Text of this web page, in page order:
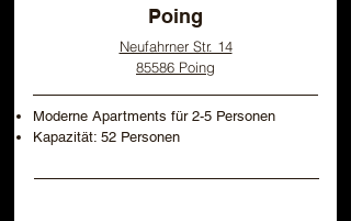
Poing
Neufahrner Str. 14
85586 Poing
Moderne Apartments für 2-5 Personen
Kapazität: 52 Personen